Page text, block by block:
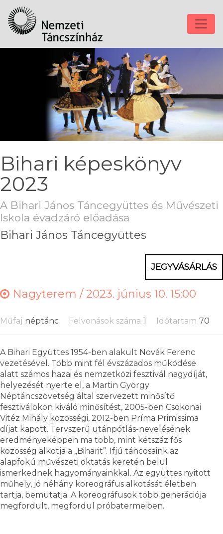
Bihari képeskönyv
2023
A Bihari János Táncegyüttes és Művészeti
Iskola évadzáró előadása
Bihari János Táncegyüttes
JEGYVÁSÁRLÁS
Nagyterem /2023. június 10. 15:00
Műfaj néptánc Felvonások száma 1 Időtartam 70
A Bihari Együttes 1954-ben alakult Novák Ferenc
vezetésével. Több mint fél évszázados működése
alatt számos hazai és nemzetközi fesztivál nagydíját,
helyezését nyerte el, a Martin György
Néptáncszövetség által szervezett minősítő
fesztiválokon kiváló minősítést, 2005-ben Csokonai
Vitéz Mihály közösségi, 2012-ben Príma Primissima
díjat kapott. Tervszerű utánpótlás-nevelésének
eredményeképpen ma több, mint kétszáz fős
közösség alkotja a „Biharit”. Ifjú táncosaink az
alapfokú művészeti oktatás keretén belül
ismerkednek hagyományainkkal. Az együttes nyitott
műhely, jó néhány koreográfus alkotását életben
tartja, bemutatja. A koreográfusok több generációja
megfordult, megfordul próbatermeiben.